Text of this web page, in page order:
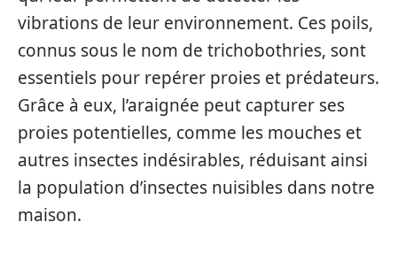
vibrations de leur environnement. Ces poils,
connus sous le nom de trichobothries, sont
essentiels pour repérer proies et prédateurs.
Grâce à eux, l’araignée peut capturer ses
proies potentielles, comme les mouches et
autres insectes indésirables, réduisant ainsi
la population d’insectes nuisibles dans notre
maison.